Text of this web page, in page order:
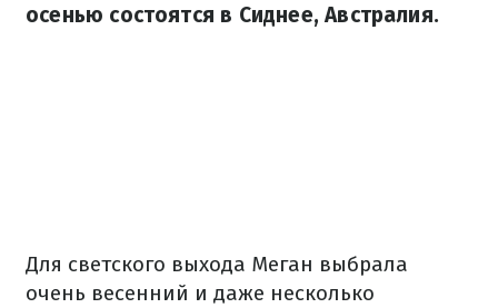
осенью состоятся в Сиднее, Австралия.
Для светского выхода Меган выбрала
очень весенний и даже несколько